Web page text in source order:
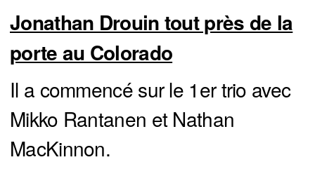
Jonathan Drouin tout près de la
porte au Colorado
Il a commencé sur le 1er trio avec
Mikko Rantanen et Nathan
MacKinnon.